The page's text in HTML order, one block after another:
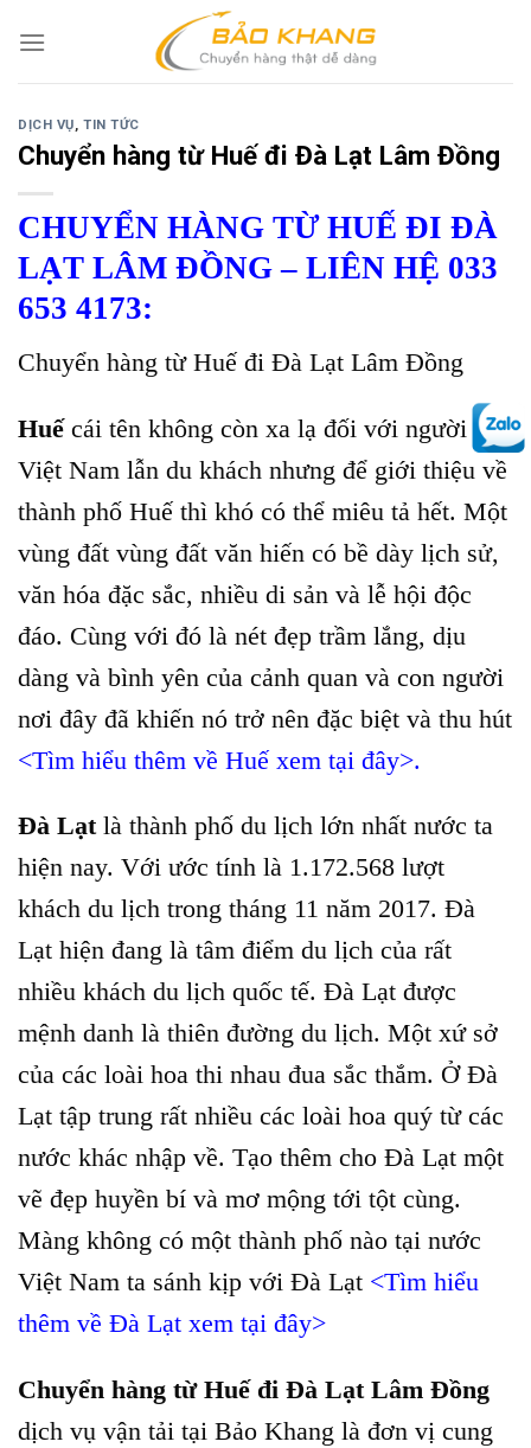
DỊCH VỤ,TIN TỨC
Chuyển hàng từ Huế đi Đà Lạt Lâm Đồng
CHUYỂN HÀNG TỪ HUẾ ĐI ĐÀ
LẠT LÂM ĐỒNG – LIÊN HỆ 033
653 4173:
Chuyển hàng từ Huế đi Đà Lạt Lâm Đồng
Huếcái tên không còn xa lạ đối với người dân
Việt Nam lẫn du khách nhưng để giới thiệu về
thành phố Huế thì khó có thể miêu tả hết. Một
vùng đất vùng đất văn hiến có bề dày lịch sử,
văn hóa đặc sắc, nhiều di sản và lễ hội độc
đáo. Cùng với đó là nét đẹp trầm lắng, dịu
dàng và bình yên của cảnh quan và con người
nơi đây đã khiến nó trở nên đặc biệt và thu hút
<Tìm hiểu thêm về Huế xem tại đây>.
Đà Lạt là thành phố du lịch lớn nhất nước ta
hiện nay. Với ước tính là 1.172.568 lượt
khách du lịch trong tháng 11 năm 2017. Đà
Lạt hiện đang là tâm điểm du lịch của rất
nhiều khách du lịch quốc tế. Đà Lạt được
mệnh danh là thiên đường du lịch. Một xứ sở
của các loài hoa thi nhau đua sắc thắm. Ở Đà
Lạt tập trung rất nhiều các loài hoa quý từ các
nước khác nhập về. Tạo thêm cho Đà Lạt một
vẽ đẹp huyền bí và mơ mộng tới tột cùng.
Màng không có một thành phố nào tại nước
Việt Nam ta sánh kịp với Đà Lạt <Tìm hiểu
thêm về Đà Lạt xem tại đây>
Chuyển hàng từ Huế đi Đà Lạt Lâm Đồng
dịch vụ vận tải tại Bảo Khang là đơn vị cung